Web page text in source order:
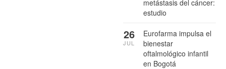
metástasis del cáncer:
estudio
Eurofarma impulsa el
bienestar
oftalmológico infantil
en Bogotá
26
JUL